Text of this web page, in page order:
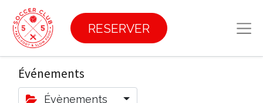
RESERVER
Événements
Évènements